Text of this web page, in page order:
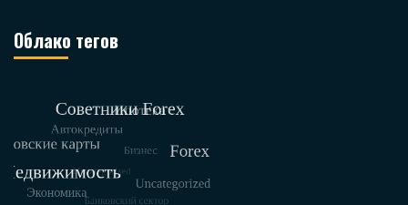
Облако тегов